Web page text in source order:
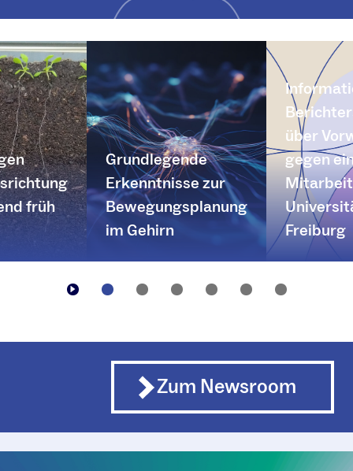
früh
Grundlegende
Erkenntnisse zur
Bewegungsplanung
im Gehirn
über
gegen
Freiburg
Zum Newsroom